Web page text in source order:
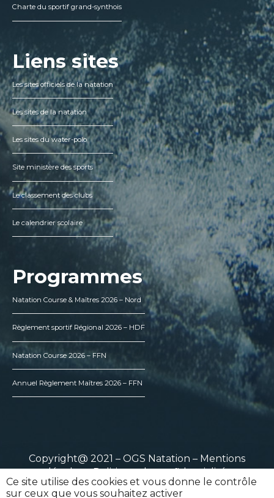
Charte du sportif grand-synthois
Liens sites
Les sites officiels de la natation
Les sites de la natation
Les sites du water-polo
Site ministère des sports
Le classement des clubs
Le calendrier scolaire
Programmes
Natation Course & Maîtres 2026 – Nord
Règlement sportif Régional 2026 – HDF
Natation Course 2026 – FFN
Annuel Règlement Maîtres 2026 – FFN
Copyright@ 2021 – OGS Natation – Mentions
légales–Politique de confidentialité
Ce site utilise des cookies et vous donne le contrôle
sur ceux que vous souhaitez activer